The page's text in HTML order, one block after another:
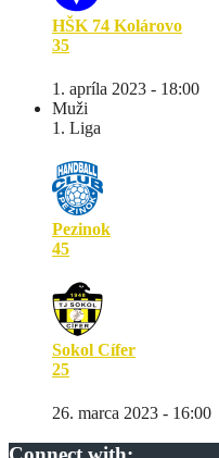
HŠK 74 Kolárovo
35
1. apríla 2023 - 18:00
Muži
1. Liga
Pezinok
45
Sokol Cífer
25
26. marca 2023 - 16:00